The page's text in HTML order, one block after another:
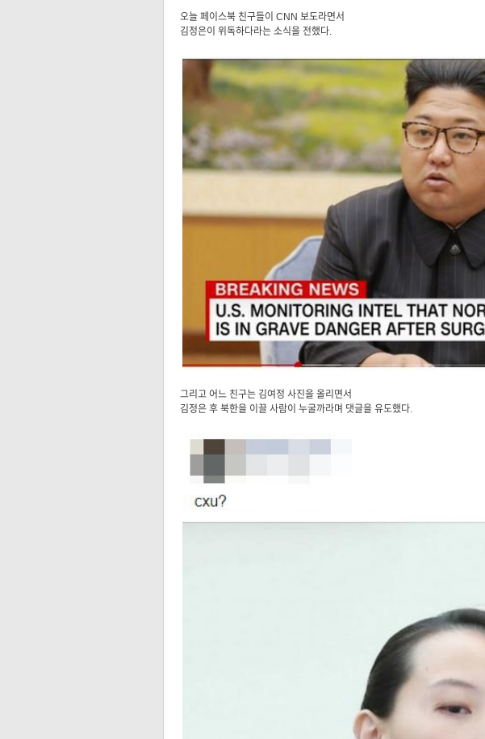
오늘 페이스북 친구들이 CNN 보도라면서
김정은이 위독하다라는 소식을 전했다.
그리고 어느 친구는 김여정 사진을 올리면서
김정은 후 북한을 이끌 사람이 누굴까라며 댓글을 유도했다.